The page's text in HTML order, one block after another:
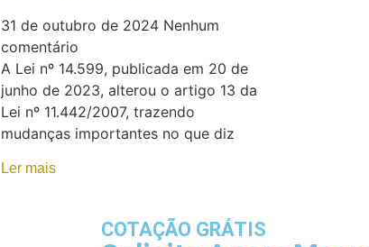
31 de outubro de 2024 Nenhum
comentário
A Lei nº 14.599, publicada em 20 de
junho de 2023, alterou o artigo 13 da
Lei nº 11.442/2007, trazendo
mudanças importantes no que diz
Ler mais
COTAÇÃO GRÁTIS